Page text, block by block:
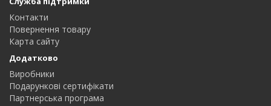
Контакти
Повернення товару
Карта сайту
Додатково
Виробники
Подарункові сертифікати
Партнерська програма